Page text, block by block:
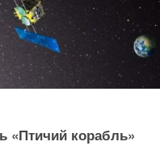
«Птичий корабль»